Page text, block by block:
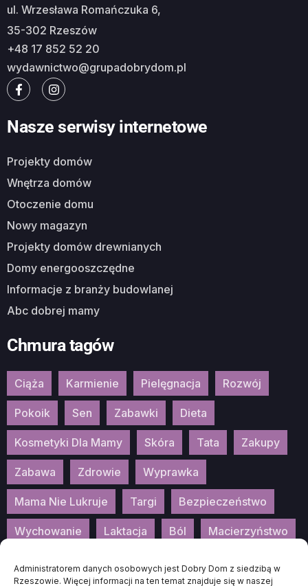
Administratorem danych osobowych jest Dobry Dom z siedzibą w
Rzeszowie. Więcej informacji na ten temat znajduje się w naszej
ul. Wrzesława Romańczuka 6,
35-302 Rzeszów
+48 17 852 52 20
wydawnictwo@grupadobrydom.pl
Nasze serwisy internetowe
Projekty domów
Wnętrza domów
Otoczenie domu
Nowy magazyn
Projekty domów drewnianych
Domy energooszczędne
Informacje z branży budowlanej
Abc dobrej mamy
Chmura tagów
Ciąża Karmienie Pielęgnacja Rozwój
Pokoik Sen Zabawki Dieta
Kosmetyki Dla Mamy Skóra Tata Zakupy
Zabawa Zdrowie Wyprawka
Mama Nie Lukruje Targi Bezpieczeństwo
Wychowanie Laktacja Ból Macierzyństwo